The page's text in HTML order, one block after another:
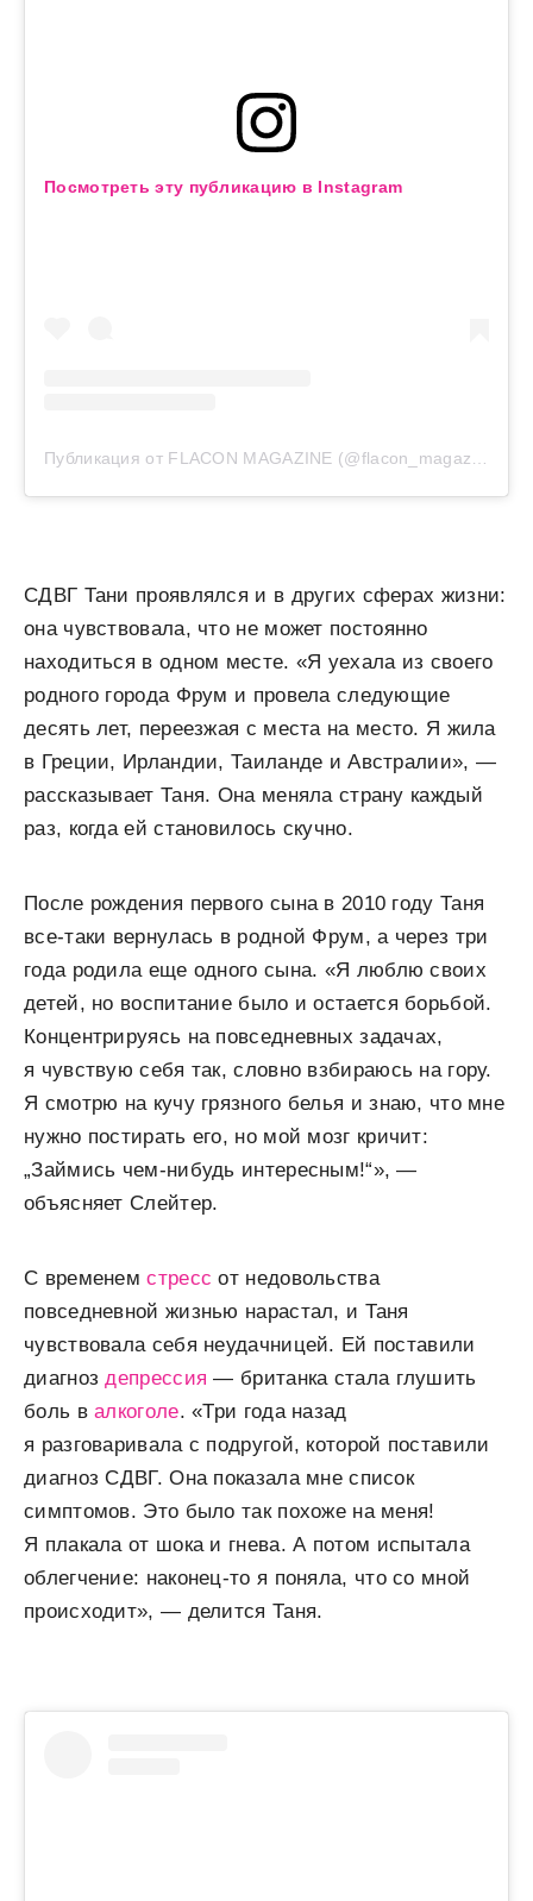
Посмотреть эту публикацию в Instagram
СДВГ Тани проявлялся и в других сферах жизни:
она чувствовала, что не может постоянно
находиться в одном месте. «Я уехала из своего
родного города Фрум и провела следующие
десять лет, переезжая с места на место. Я жила
в Греции, Ирландии, Таиланде и Австралии», —
рассказывает Таня. Она меняла страну каждый
раз, когда ей становилось скучно.
После рождения первого сына в 2010 году Таня
все-таки вернулась в родной Фрум, а через три
года родила еще одного сына. «Я люблю своих
детей, но воспитание было и остается борьбой.
Концентрируясь на повседневных задачах,
я чувствую себя так, словно взбираюсь на гору.
Я смотрю на кучу грязного белья и знаю, что мне
нужно постирать его, но мой мозг кричит:
„Займись чем-нибудь интересным!“», —
объясняет Слейтер.
С временемстресс от недовольства
повседневной жизнью нарастал, и Таня
чувствовала себя неудачницей. Ей поставили
диагноздепрессия — британка стала глушить
боль валкоголе. «Три года назад
я разговаривала с подругой, которой поставили
диагноз СДВГ. Она показала мне список
симптомов. Это было так похоже на меня!
Я плакала от шока и гнева. А потом испытала
облегчение: наконец-то я поняла, что со мной
происходит», — делится Таня.